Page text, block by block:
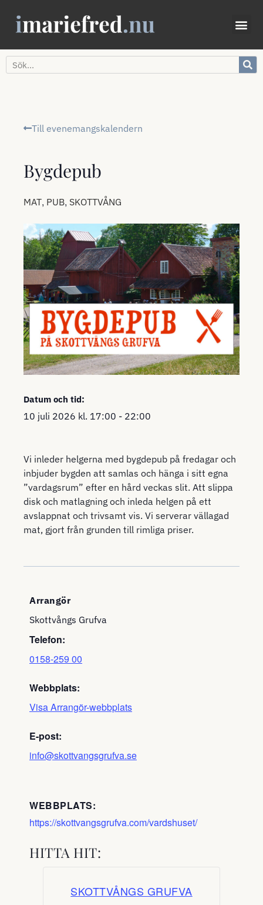
Till evenemangskalendern
Bygdepub
MAT, PUB, SKOTTVÅNG
Datum och tid:
10 juli 2026 kl. 17:00 - 22:00
Vi inleder helgerna med bygdepub på fredagar och
inbjuder bygden att samlas och hänga i sitt egna
”vardagsrum” efter en hård veckas slit. Att slippa
disk och matlagning och inleda helgen på ett
avslappnat och trivsamt vis. Vi serverar vällagad
mat, gjort från grunden till rimliga priser.
Arrangör
Skottvångs Grufva
Telefon:
0158-259 00
Webbplats:
Visa Arrangör-webbplats
E-post:
info@skottvangsgrufva.se
WEBBPLATS:
https://skottvangsgrufva.com/vardshuset/
HITTA HIT:
SKOTTVÅNGS GRUFVA